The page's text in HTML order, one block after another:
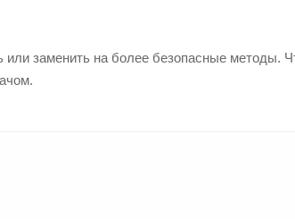
заменить на более безопасные методы.